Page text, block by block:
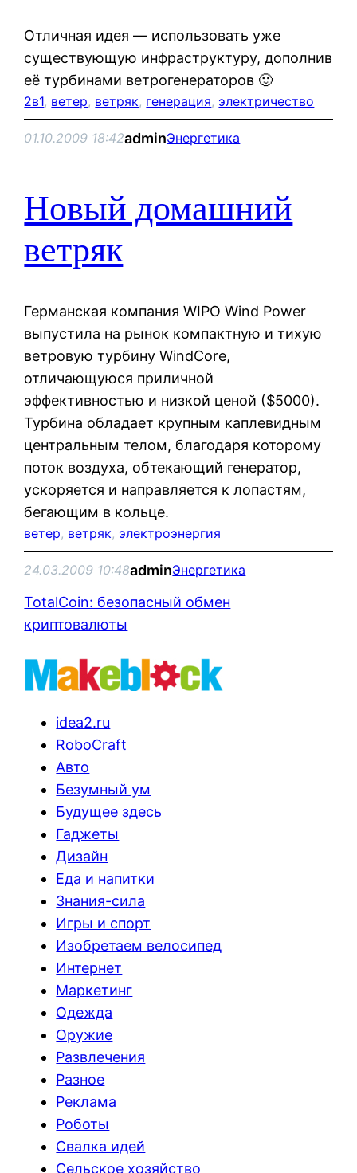
Отличная идея — использовать уже
существующую инфраструктуру, дополнив
её турбинами ветрогенераторов 🙂
2в1, ветер, ветряк, генерация, электричество
01.10.2009 18:42adminЭнергетика
Новый домашний
ветряк
Германская компания WIPO Wind Power
выпустила на рынок компактную и тихую
ветровую турбину WindCore,
отличающуюся приличной
эффективностью и низкой ценой ($5000).
Турбина обладает крупным каплевидным
центральным телом, благодаря которому
поток воздуха, обтекающий генератор,
ускоряется и направляется к лопастям,
бегающим в кольце.
ветер, ветряк, электроэнергия
24.03.2009 10:48adminЭнергетика
TotalCoin: безопасный обмен
криптовалюты
idea2.ru
RoboCraft
Авто
Безумный ум
Будущее здесь
Гаджеты
Дизайн
Еда и напитки
Знания-сила
Игры и спорт
Изобретаем велосипед
Интернет
Маркетинг
Одежда
Оружие
Развлечения
Разное
Реклама
Роботы
Свалка идей
Сельское хозяйство